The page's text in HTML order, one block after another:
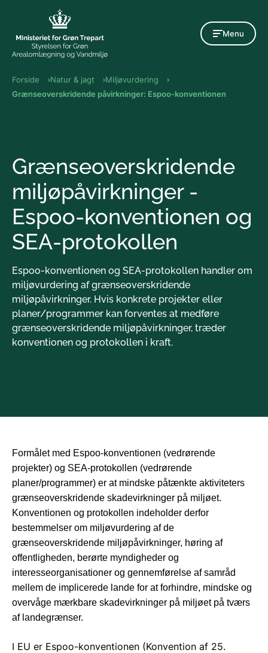
Menu
Forside Natur & jagt
Miljøvurdering
Grænseoverskridende påvirkninger: Espoo-konventionen
Grænseoverskridende
miljøpåvirkninger -
Espoo-konventionen og
SEA-protokollen
Espoo-konventionen og SEA-protokollen handler om
miljøvurdering af grænseoverskridende
miljøpåvirkninger. Hvis konkrete projekter eller
planer/programmer kan forventes at medføre
grænseoverskridende miljøpåvirkninger, træder
konventionen og protokollen i kraft.
Formålet med Espoo-konventionen (vedrørende
projekter) og SEA-protokollen (vedrørende
planer/programmer) er at mindske påtænkte aktiviteters
grænseoverskridende skadevirkninger på miljøet.
Konventionen og protokollen indeholder derfor
bestemmelser om miljøvurdering af de
grænseoverskridende miljøpåvirkninger, høring af
offentligheden, berørte myndigheder og
interesseorganisationer og gennemførelse af samråd
mellem de implicerede lande for at forhindre, mindske og
overvåge mærkbare skadevirkninger på miljøet på tværs
af landegrænser.
I EU er Espoo-konventionen (Konvention af 25.